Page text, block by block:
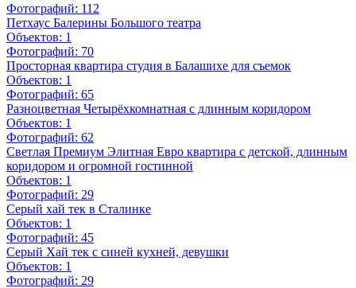
Фотографий: 112
Петхаус Балерины Большого театра
Объектов: 1
Фотографий: 70
Просторная квартира студия в Балашихе для съемок
Объектов: 1
Фотографий: 65
Разноцветная Четырёхкомнатная с длинным коридором
Объектов: 1
Фотографий: 62
Светлая Премиум Элитная Евро квартира с детской, длинным
коридором и огромной гостинной
Объектов: 1
Фотографий: 29
Серый хай тек в Сталинке
Объектов: 1
Фотографий: 45
Серый Хай тек с синей кухней, девушки
Объектов: 1
Фотографий: 29